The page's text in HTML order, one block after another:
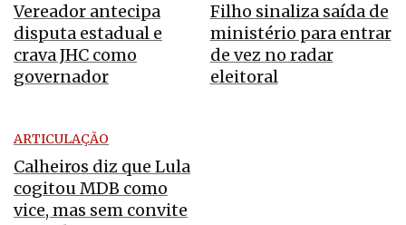
Vereador antecipa
disputa estadual e
crava JHC como
governador
Filho sinaliza saída de
ministério para entrar
de vez no radar
eleitoral
ARTICULAÇÃO
Calheiros diz que Lula
cogitou MDB como
vice, mas sem convite